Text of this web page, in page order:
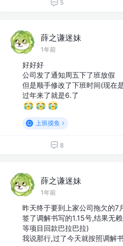
5
薛之谦迷妹
1年前
好好好
公司发了通知周五下了班放假
但是顺手修改了下班时间(现在
过年来了就是6.了
上班摸鱼
8
薛之谦迷妹
1年前
昨天终于要到上家公司拖欠的7
签了调解书写的1.15号,结果无
等项目回款巴拉巴拉)
我说那行,过了今天就按照调解